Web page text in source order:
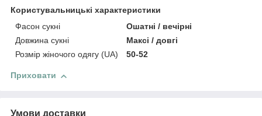
Користувальницькі характеристики
Фасон сукні
Ошатні / вечірні
Довжина сукні
Максі / довгі
Розмір жіночого одягу (UA)
50-52
Приховати
Умови доставки